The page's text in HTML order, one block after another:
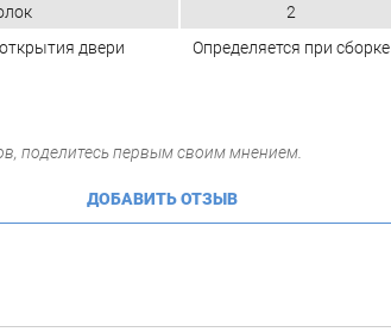
2
двери
Определяется при сборке
поделитесь первым своим мнением.
ДОБАВИТЬ ОТЗЫВ